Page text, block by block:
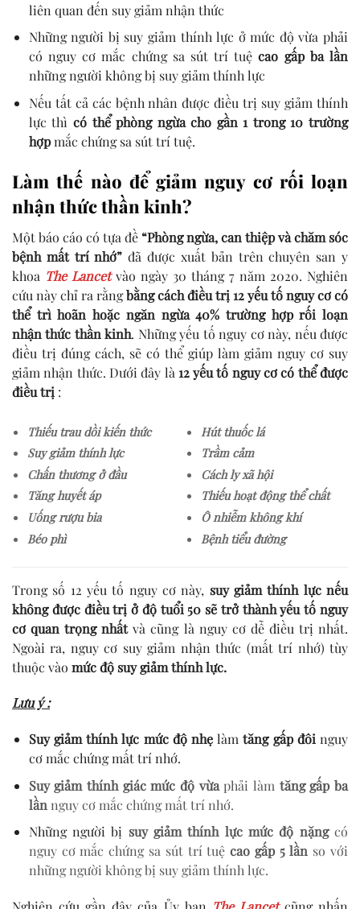
liên quan đến suy giảm nhận thức
Những người bị suy giảm thính lực ở mức độ vừa phải
có nguy cơ mắc chứng sa sút trí tuệcao gấp ba lần
những người không bị suy giảm thính lực
Nếu tất cả các bệnh nhân được điều trị suy giảm thính
lực thì có thể phòng ngừa cho gần 1 trong 10 trường
hợpmắc chứng sa sút trí tuệ.
Làm thế nào để giảm nguy cơ rối loạn
nhận thức thần kinh?
Một báo cáo có tựa đề “Phòng ngừa, can thiệp và chăm sóc
bệnh mất trí nhớ” đã được xuất bản trên chuyên san y
khoa The Lancetvào ngày 30 tháng 7 năm 2020. Nghiên
cứu này chỉ ra rằngbằng cách điều trị 12 yếu tố nguy cơ có
thể trì hoãn hoặc ngăn ngừa 40% trường hợp rối loạn
nhận thức thần kinh. Những yếu tố nguy cơ này, nếu được
điều trị đúng cách, sẽ có thể giúp làm giảm nguy cơ suy
giảm nhận thức. Dưới đây là 12 yếu tố nguy cơ có thể được
điều trị :
Thiếu trau dồi kiến thức
Suy giảm thính lực
Chấn thương ở đầu
Tăng huyết áp
Uống rượu bia
Béo phì
Hút thuốc lá
Trầm cảm
Cách ly xã hội
Thiếu hoạt động thể chất
Ô nhiễm không khí
Bệnh tiểu đường
Trong số 12 yếu tố nguy cơ này, suy giảm thính lực nếu
không được điều trị ở độ tuổi 50 sẽ trở thành yếu tố nguy
cơ quan trọng nhấtvà cũng là nguy cơ dễ điều trị nhất.
Ngoài ra, nguy cơ suy giảm nhận thức (mất trí nhớ) tùy
thuộc vào mức độ suy giảm thính lực.
Lưu ý :
Suy giảm thính lực mức độ nhẹ làmtăng gấp đôi nguy
cơ mắc chứng mất trí nhớ.
Suy giảm thính giác mức độ vừaphải làm tăng gấp ba
lần nguy cơ mắc chứng mất trí nhớ.
Những người bị suy giảm thính lực mức độ nặngcó
nguy cơ mắc chứng sa sút trí tuệcao gấp 5 lần so với
những người không bị suy giảm thính lực.